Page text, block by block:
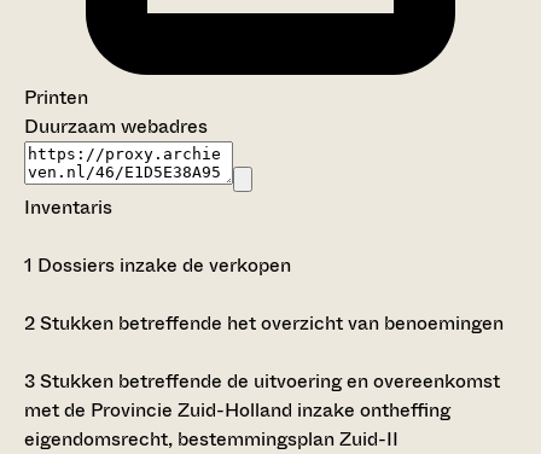
Printen
Duurzaam webadres
Inventaris
1 Dossiers inzake de verkopen
2Stukken betreffende het overzicht van benoemingen
3Stukken betreffende de uitvoering en overeenkomst
met de Provincie Zuid-Holland inzake ontheffing
eigendomsrecht, bestemmingsplan Zuid-II